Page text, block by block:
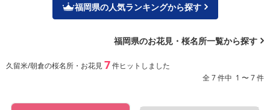
福岡県の人気ランキングから探す
福岡県のお花見・桜名所一覧から探す
久留米/朝倉の桜名所・お花見7件ヒットしました
全 7 件中 1 〜 7 件